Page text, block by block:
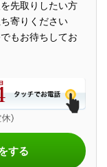
先取りしたい方
寄りください
もお待ちしてお
する